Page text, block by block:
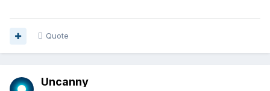
Quote
Uncanny